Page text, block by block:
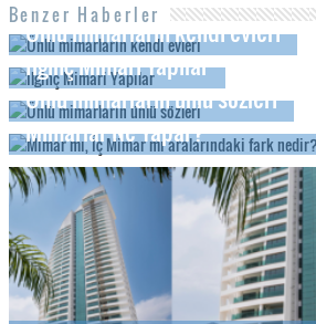
Benzer Haberler
Ünlü mimarların kendi evleri
İlginç Mimari Yapılar
Ünlü mimarların ünlü sözleri
Mimar mı, İç Mimar mı
Mimarlar Ne Yapar?